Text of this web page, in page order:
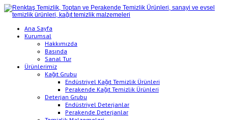
Ana Sayfa
Kurumsal
Hakkımızda
Basında
Sanal Tur
Ürünlerimiz
Kağıt Grubu
Endüstriyel Kağıt Temizlik Ürünleri
Perakende Kağıt Temizlik Ürünleri
Deterjan Grubu
Endüstriyel Deterjanlar
Perakende Deterjanlar